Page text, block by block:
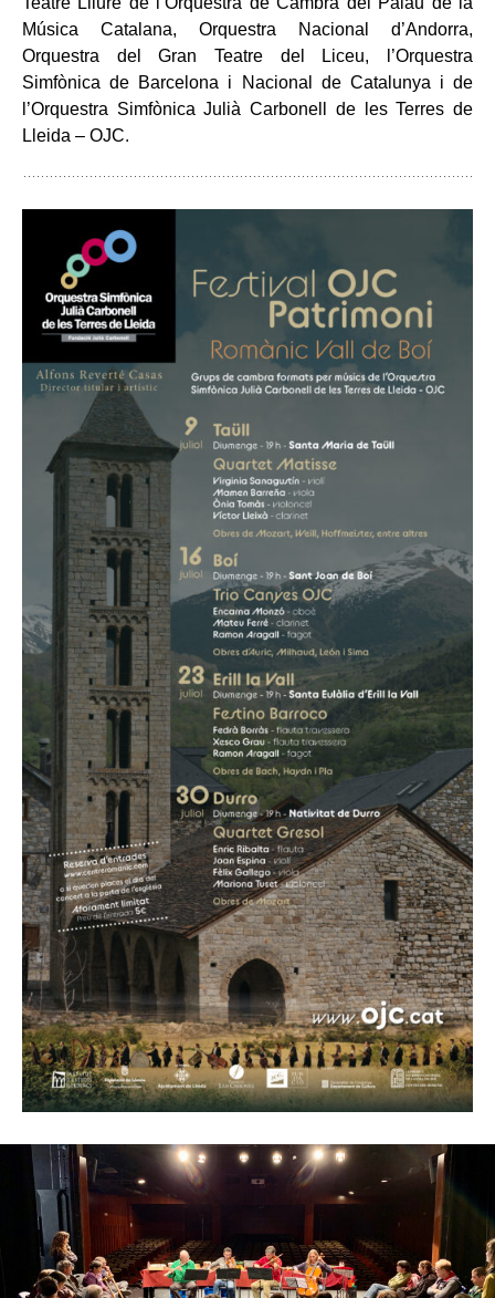
Música Catalana, Orquestra Nacional d’Andorra,
Orquestra del Gran Teatre del Liceu, l’Orquestra
Simfònica de Barcelona i Nacional de Catalunya i de
l’Orquestra Simfònica Julià Carbonell de les Terres de
Lleida – OJC.